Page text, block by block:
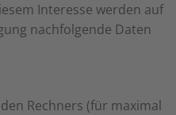
Interesse werden auf
nachfolgende Daten
Rechners (für maximal